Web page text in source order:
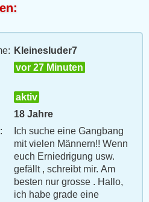
Kleinesluder7
vor 27 Minuten
aktiv
18 Jahre
Ich suche eine Gangbang
mit vielen Männern!! Wenn
euch Erniedrigung usw.
gefällt , schreibt mir. Am
besten nur grosse . Hallo,
ich habe grade eine